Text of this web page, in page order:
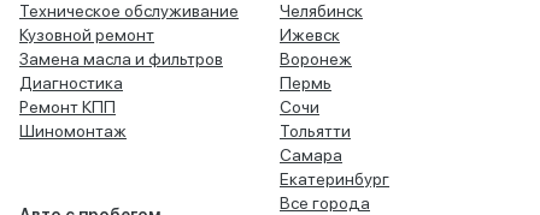
Техническое обслуживание
Кузовной ремонт
Замена масла и фильтров
Диагностика
Ремонт КПП
Шиномонтаж
Челябинск
Ижевск
Воронеж
Пермь
Сочи
Тольятти
Самара
Екатеринбург
Все города